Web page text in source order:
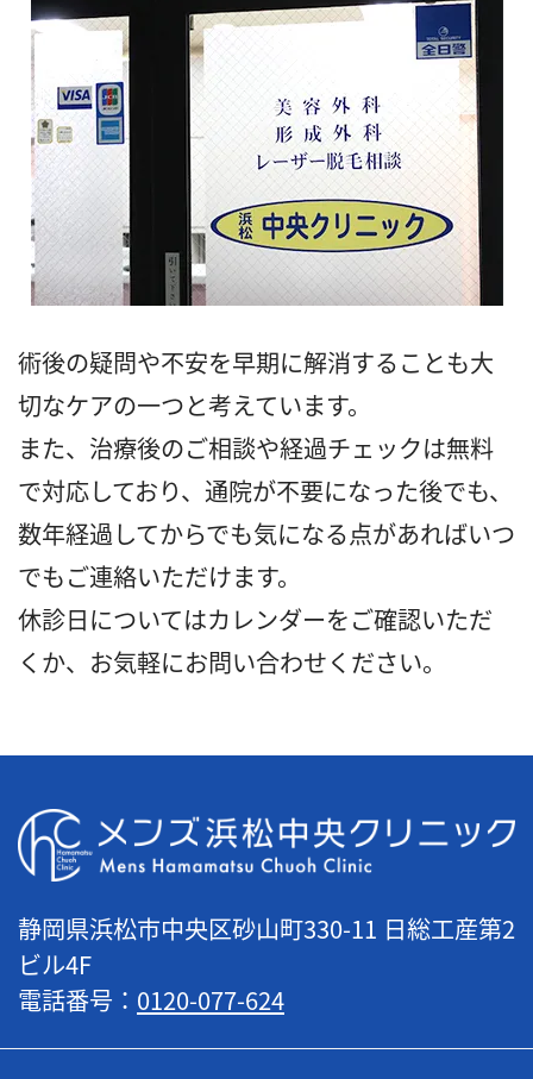
術後の疑問や不安を早期に解消することも大
切なケアの一つと考えています。
また、治療後のご相談や経過チェックは無料
で対応しており、通院が不要になった後でも、
数年経過してからでも気になる点があればいつ
でもご連絡いただけます。
休診日についてはカレンダーをご確認いただ
くか、お気軽にお問い合わせください。
静岡県浜松市中央区砂山町330-11 日総工産第2
ビル4F
電話番号： 0120-077-624